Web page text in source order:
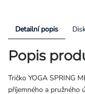
Detailní popis
Popis
Tričko YOGA SPRING
příjemného a pružného